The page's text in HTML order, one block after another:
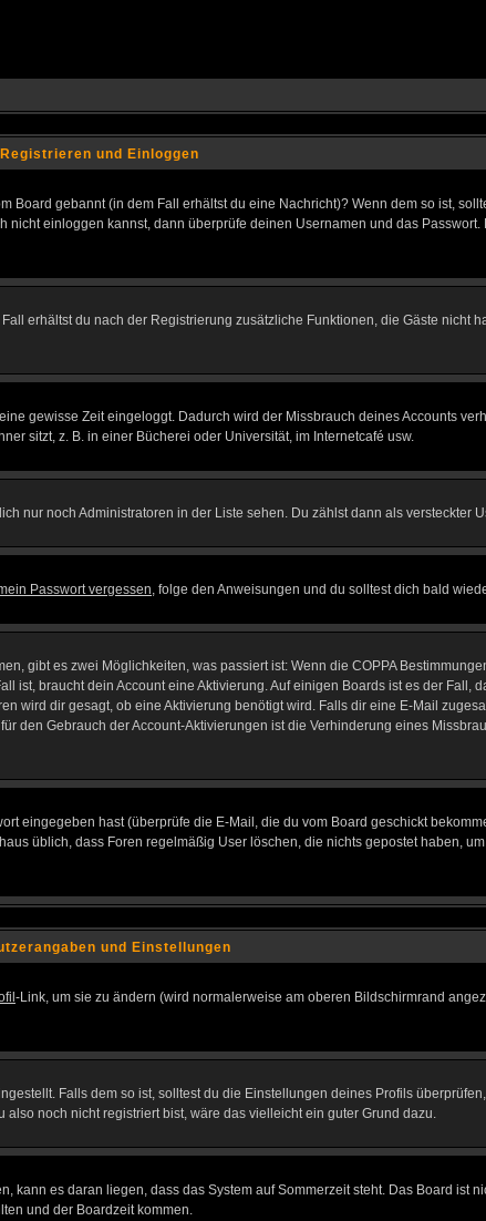
Registrieren und Einloggen
gebannt (in dem Fall erhältst du eine Nachricht)? Wenn dem so ist,
einloggen kannst, dann überprüfe deinen Usernamen und das
erhältst du nach der Registrierung zusätzliche Funktionen, die Gäste nicht
gewisse Zeit eingeloggt. Dadurch wird der Missbrauch deines Accounts
sitzt, z. B. in einer Bücherei oder Universität, im Internetcafé usw.
nur noch Administratoren in der Liste sehen. Du zählst dann als versteckter
Passwort vergessen, folge den Anweisungen und du solltest dich bald
gibt es zwei Möglichkeiten, was passiert ist: Wenn die COPPA
braucht dein Account eine Aktivierung. Auf einigen Boards ist es der Fall,
wird dir gesagt, ob eine Aktivierung benötigt wird. Falls dir eine E-Mail
den Gebrauch der Account-Aktivierungen ist die Verhinderung eines
eingegeben hast (überprüfe die E-Mail, die du vom Board geschickt
üblich, dass Foren regelmäßig User löschen, die nichts gepostet haben,
und Einstellungen
-Link, um sie zu ändern (wird normalerweise am oberen Bildschirmrand
Falls dem so ist, solltest du die Einstellungen deines Profils
noch nicht registriert bist, wäre das vielleicht ein guter Grund dazu.
es daran liegen, dass das System auf Sommerzeit steht. Das Board ist
und der Boardzeit kommen.